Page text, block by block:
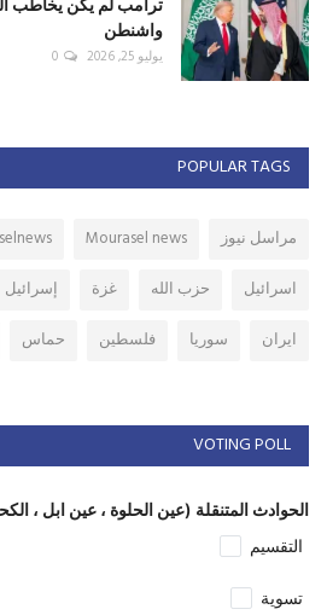
واشنطن
يوليو 25, 2026 0
POPULAR TAGS
مراسل نيوز Mourasel news
اسرائيل
حزب الله غزة إسرائيل
ايران
سوريا فلسطين حماس
VOTING POLL
الحوادث المتنقلة (عين الحلوة ، عين ابل ،
التقسيم
تسوية